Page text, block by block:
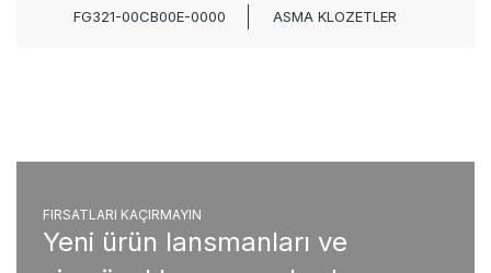
FG321-00CB00E-0000 ASMA KLOZETLER
FIRSATLARI KAÇIRMAYIN
Yeni ürün lansmanları ve